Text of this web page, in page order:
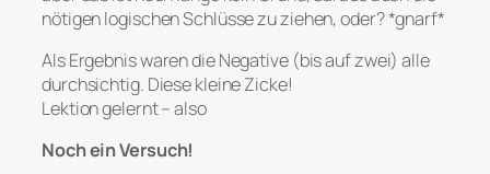
nötigen logischen Schlüsse zu ziehen, oder? *gnarf*
Als Ergebnis waren die Negative (bis auf zwei) alle
durchsichtig. Diese kleine Zicke!
Lektion gelernt – also
Noch ein Versuch!